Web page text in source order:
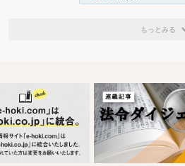
すべきであって､当該支出の
目的は、外部から認識し得
る客観的事情も総合して認
定すべきである。
事業に関係あ 英文添削を依頼した研究
もっとみる